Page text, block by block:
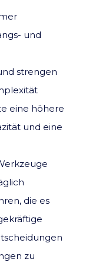
und
strengen
eine höhere
und eine
die es
zu